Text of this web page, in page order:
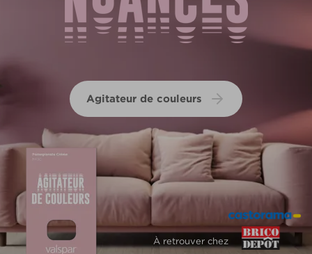
Agitateur de couleurs
À retrouver chez